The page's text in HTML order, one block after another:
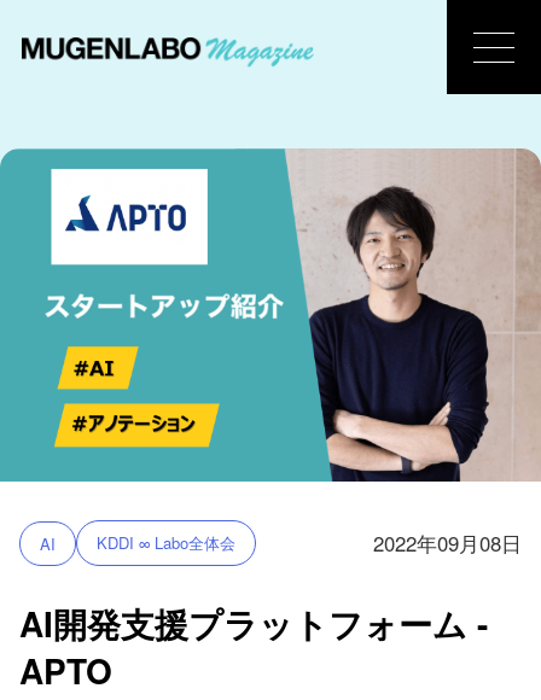
AI KDDI ∞ Labo全体会 2022年09月08日
AI開発支援プラットフォーム -
APTO